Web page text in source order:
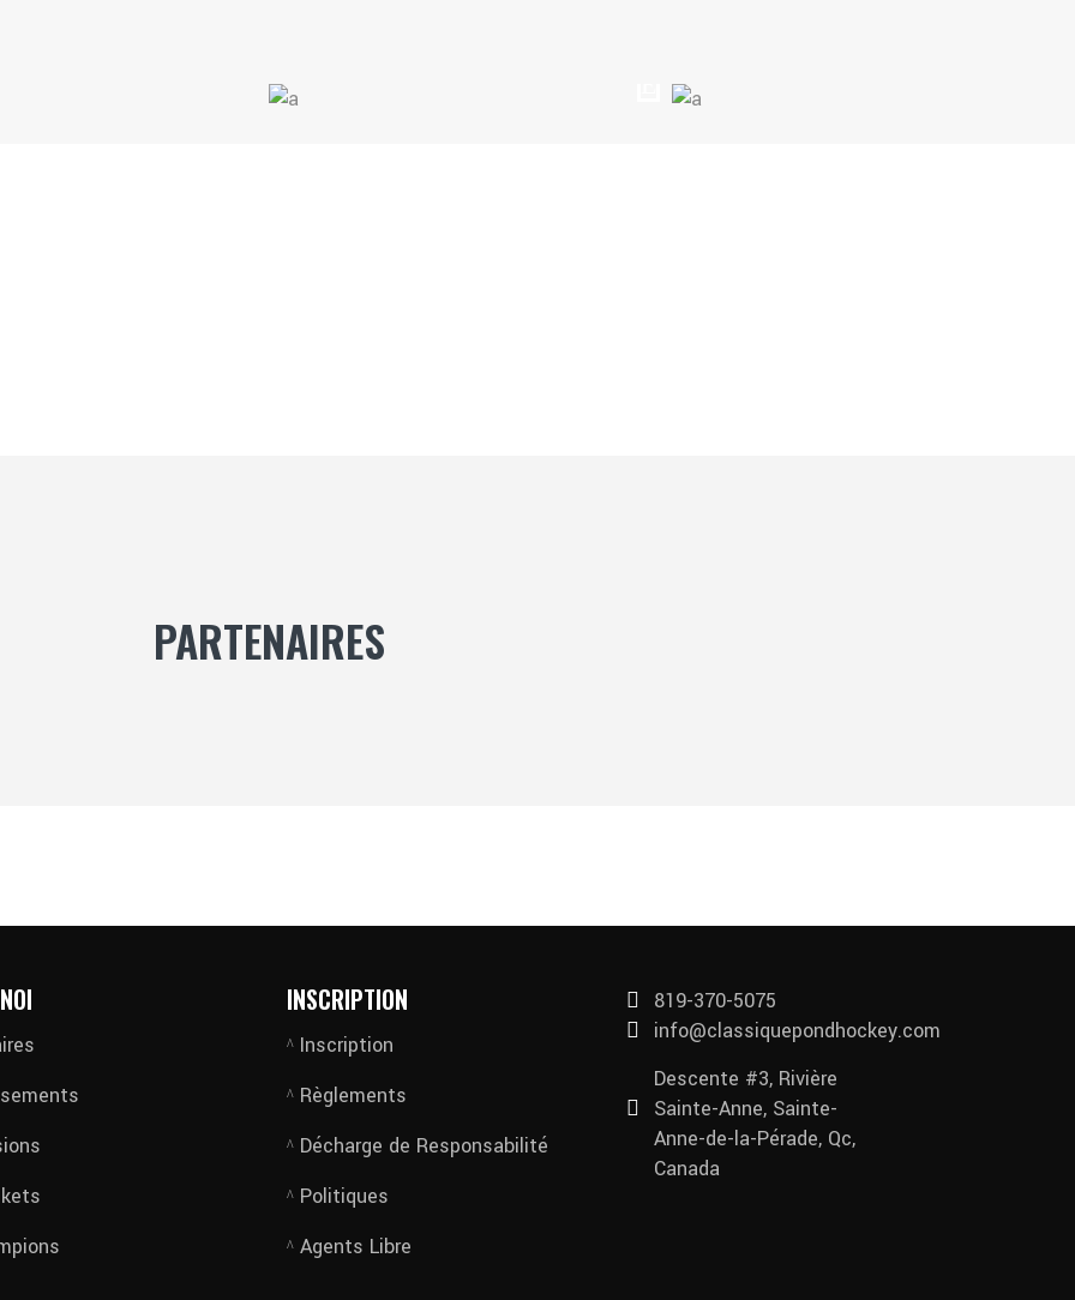
PARTENAIRES
INSCRIPTION
Inscription
Règlements
Décharge de Responsabilité
Politiques
Agents Libre
819-370-5075
info@classiquepondhockey.com
Descente #3, Rivière
Sainte-Anne, Sainte-
Anne-de-la-Pérade, Qc,
Canada